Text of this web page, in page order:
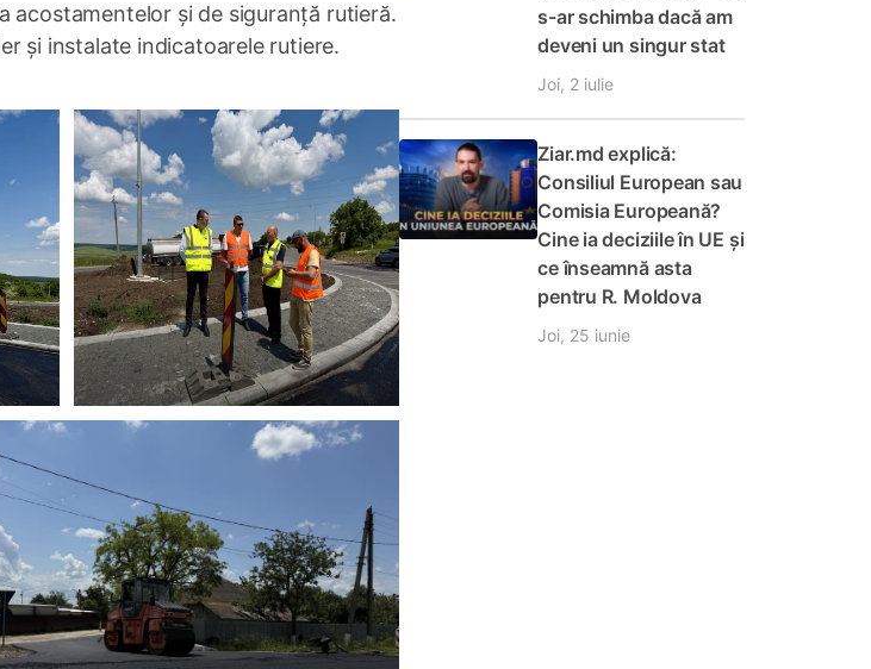
acostamentelor și de siguranță rutieră.
și instalate indicatoarele rutiere.
s-ar schimba dacă am
deveni un singur stat
Joi, 2 iulie
Ziar.md explică:
Consiliul European sau
Comisia Europeană?
Cine ia deciziile în UE și
ce înseamnă asta
pentru R. Moldova
Joi, 25 iunie